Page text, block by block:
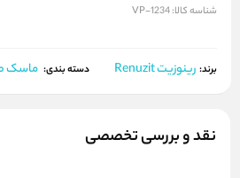
شناسه کالا:VP-1234
برند: رینوزیت Renuzit دسته بندی: ماسک
نقد و بررسی تخصصی